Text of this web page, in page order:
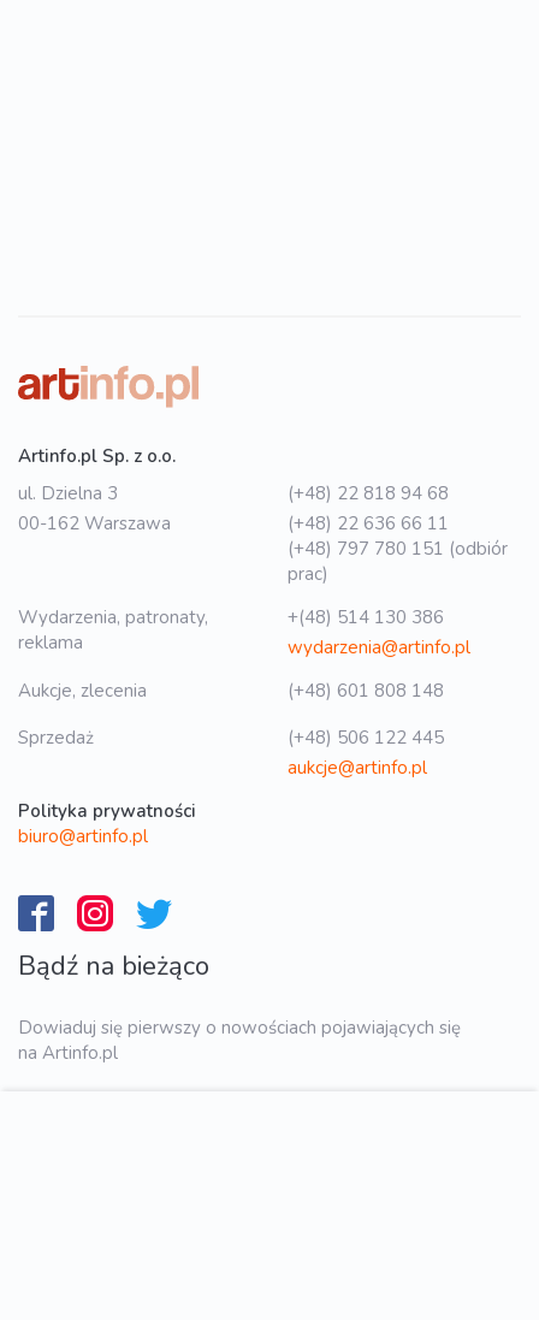
Artinfo.pl Sp. z o.o.
ul. Dzielna 3
00-162 Warszawa
(+48) 22 818 94 68
(+48) 22 636 66 11
(+48) 797 780 151 (odbiór
prac)
Wydarzenia, patronaty,
reklama
+(48) 514 130 386
wydarzenia@artinfo.pl
Aukcje, zlecenia
(+48) 601 808 148
Sprzedaż
(+48) 506 122 445
aukcje@artinfo.pl
Polityka prywatności
biuro@artinfo.pl
Bądź na bieżąco
Dowiaduj się pierwszy o nowościach pojawiających się
na Artinfo.pl